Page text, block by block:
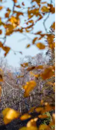
un toc a la pantalla o fent-